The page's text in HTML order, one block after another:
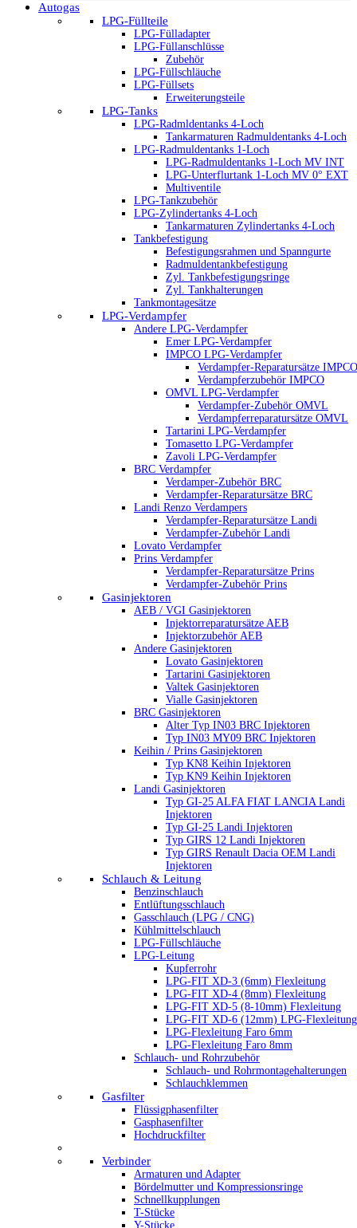
Autogas
LPG-Füllteile
LPG-Fülladapter
LPG-Füllanschlüsse
Zubehör
LPG-Füllschläuche
LPG-Füllsets
Erweiterungsteile
LPG-Tanks
LPG-Radmldentanks 4-Loch
Tankarmaturen Radmuldentanks 4-Loch
LPG-Radmuldentanks 1-Loch
LPG-Radmuldentanks 1-Loch MV INT
LPG-Unterflurtank 1-Loch MV 0° EXT
Multiventile
LPG-Tankzubehör
LPG-Zylindertanks 4-Loch
Tankarmaturen Zylindertanks 4-Loch
Tankbefestigung
Befestigungsrahmen und Spanngurte
Radmuldentankbefestigung
Zyl. Tankbefestigungsringe
Zyl. Tankhalterungen
Tankmontagesätze
LPG-Verdampfer
Andere LPG-Verdampfer
Emer LPG-Verdampfer
IMPCO LPG-Verdampfer
Verdampfer-Reparatursätze IMPCO
Verdampferzubehör IMPCO
OMVL LPG-Verdampfer
Verdampfer-Zubehör OMVL
Verdampferreparatursätze OMVL
Tartarini LPG-Verdampfer
Tomasetto LPG-Verdampfer
Zavoli LPG-Verdampfer
BRC Verdampfer
Verdamper-Zubehör BRC
Verdampfer-Reparatursätze BRC
Landi Renzo Verdampers
Verdampfer-Reparatursätze Landi
Verdampfer-Zubehör Landi
Lovato Verdampfer
Prins Verdampfer
Verdampfer-Reparatursätze Prins
Verdampfer-Zubehör Prins
Gasinjektoren
AEB / VGI Gasinjektoren
Injektorreparatursätze AEB
Injektorzubehör AEB
Andere Gasinjektoren
Lovato Gasinjektoren
Tartarini Gasinjektoren
Valtek Gasinjektoren
Vialle Gasinjektoren
BRC Gasinjektoren
Alter Typ IN03 BRC Injektoren
Typ IN03 MY09 BRC Injektoren
Keihin / Prins Gasinjektoren
Typ KN8 Keihin Injektoren
Typ KN9 Keihin Injektoren
Landi Gasinjektoren
Typ GI-25 ALFA FIAT LANCIA Landi
Injektoren
Typ GI-25 Landi Injektoren
Typ GIRS 12 Landi Injektoren
Typ GIRS Renault Dacia OEM Landi
Injektoren
Schlauch & Leitung
Benzinschlauch
Entlüftungsschlauch
Gasschlauch (LPG / CNG)
Kühlmittelschlauch
LPG-Füllschläuche
LPG-Leitung
Kupferrohr
LPG-FIT XD-3 (6mm) Flexleitung
LPG-FIT XD-4 (8mm) Flexleitung
LPG-FIT XD-5 (8-10mm) Flexleitung
LPG-FIT XD-6 (12mm) LPG-Flexleitung
LPG-Flexleitung Faro 6mm
LPG-Flexleitung Faro 8mm
Schlauch- und Rohrzubehör
Schlauch- und Rohrmontagehalterungen
Schlauchklemmen
Gasfilter
Flüssigphasenfilter
Gasphasenfilter
Hochdruckfilter
Verbinder
Armaturen und Adapter
Bördelmutter und Kompressionsringe
Schnellkupplungen
T-Stücke
Y-Stücke